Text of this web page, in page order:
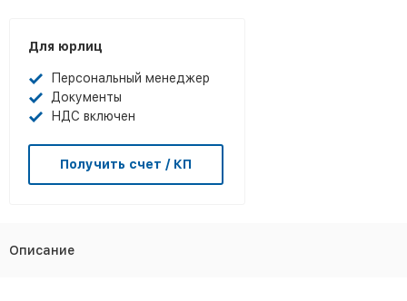
Для юрлиц
Персональный менеджер
Документы
НДС включен
Получить счет / КП
Описание